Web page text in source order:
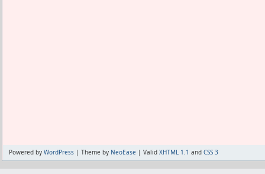
Powered by WordPress | Theme by NeoEase | Valid XHTML 1.1 and CSS 3